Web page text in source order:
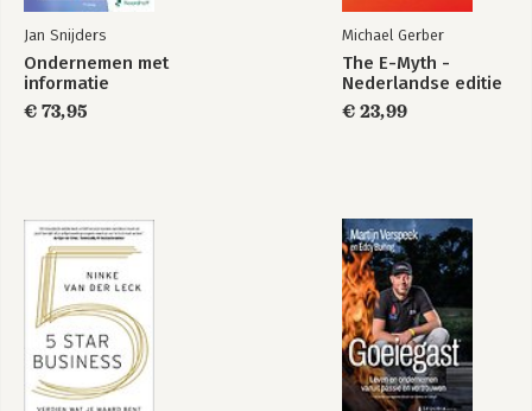
Jan Snijders
Ondernemen met
informatie
€ 73,95
Michael Gerber
The E-Myth -
Nederlandse editie
€ 23,99